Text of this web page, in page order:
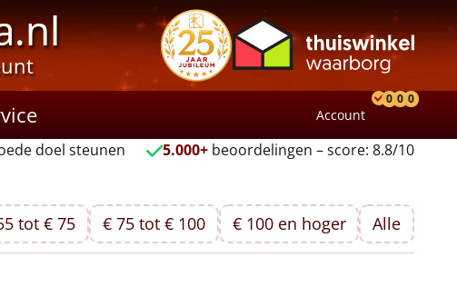
Account
0 0 0
doel steunen 5.000+ beoordelingen – score: 8.8/10
tot € 75 € 75 tot € 100 € 100 en hoger Alle